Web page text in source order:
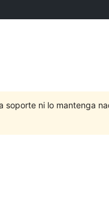
soporte ni lo mantenga